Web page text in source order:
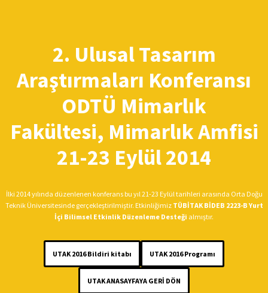
2. Ulusal Tasarım
Araştırmaları Konferansı
ODTÜ Mimarlık
Fakültesi, Mimarlık Amfisi
21-23 Eylül 2014
İlki 2014 yılında düzenlenen konferans bu yıl 21-23 Eylül tarihleri arasında Orta Doğu
Teknik Üniversitesinde gerçekleştirilmiştir. Etkinliğimiz TÜBİTAK BİDEB 2223-B Yurt
İçi Bilimsel Etkinlik Düzenleme Desteği almıştır.
UTAK 2016 Bildiri kitabı UTAK 2016 Programı
UTAK ANASAYFAYA GERİ DÖN